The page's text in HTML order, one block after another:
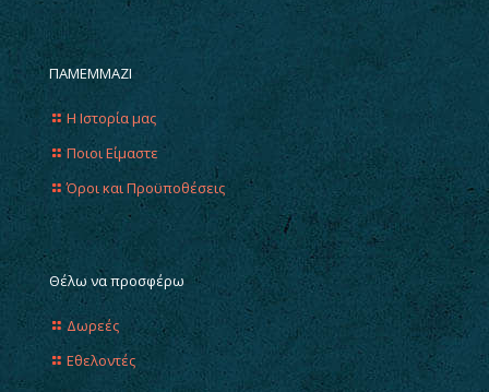
ΠΑΜΕΜΜΑΖΙ
Η Ιστορία μας
Ποιοι Είμαστε
Όροι και Προϋποθέσεις
Θέλω να προσφέρω
Δωρεές
Εθελοντές